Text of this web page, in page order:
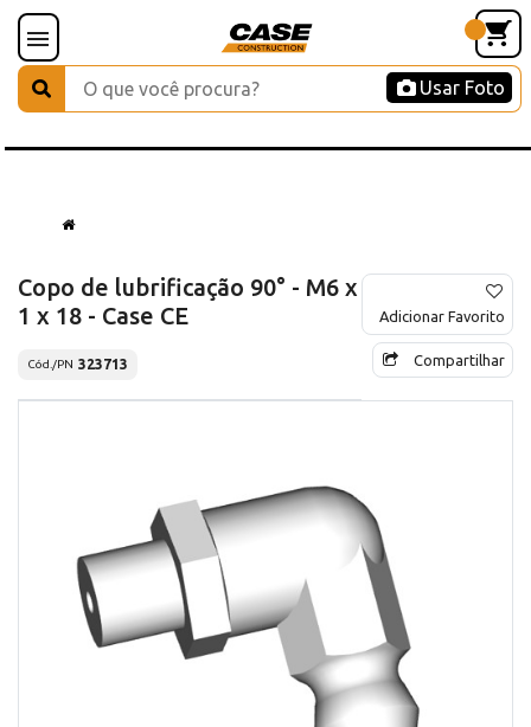
Usar Foto
Copo de lubrificação 90° - M6 x
1 x 18 - Case CE
Cód./PN 323713
Adicionar Favorito
Compartilhar